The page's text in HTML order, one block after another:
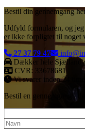
Bestil din gennemgang
Udfyld formularen, og jeg
er ikke forpligtet til noget
27 37 79 47
Dækker hele Sjælland
CVR: 33678681
Vi svarer inden 24 timer
Bestil en gennemgang i